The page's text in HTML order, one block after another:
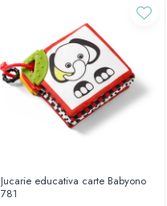
Jucarie educativa carte Babyono
781